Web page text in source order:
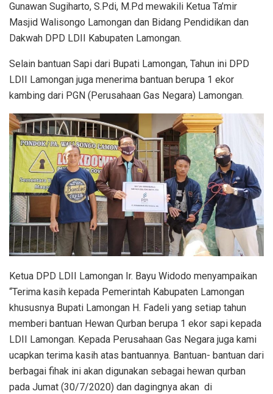
Gunawan Sugiharto, S.Pdi, M.Pd mewakili Ketua Ta’mir
Masjid Walisongo Lamongan dan Bidang Pendidikan dan
Dakwah DPD LDII Kabupaten Lamongan.
Selain bantuan Sapi dari Bupati Lamongan, Tahun ini DPD
LDII Lamongan juga menerima bantuan berupa 1 ekor
kambing dari PGN (Perusahaan Gas Negara) Lamongan.
Ketua DPD LDII Lamongan Ir. Bayu Widodo menyampaikan
“Terima kasih kepada Pemerintah Kabupaten Lamongan
khususnya Bupati Lamongan H. Fadeli yang setiap tahun
memberi bantuan Hewan Qurban berupa 1 ekor sapi kepada
LDII Lamongan. Kepada Perusahaan Gas Negara juga kami
ucapkan terima kasih atas bantuannya. Bantuan- bantuan dari
berbagai fihak ini akan digunakan sebagai hewan qurban
pada Jumat (30/7/2020) dan dagingnya akan di